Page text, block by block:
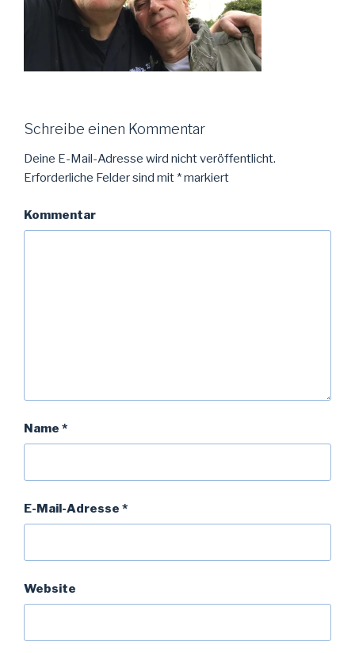
Schreibe einen Kommentar
Deine E-Mail-Adresse wird nicht veröffentlicht.
Erforderliche Felder sind mit *markiert
Kommentar
Name *
E-Mail-Adresse *
Website